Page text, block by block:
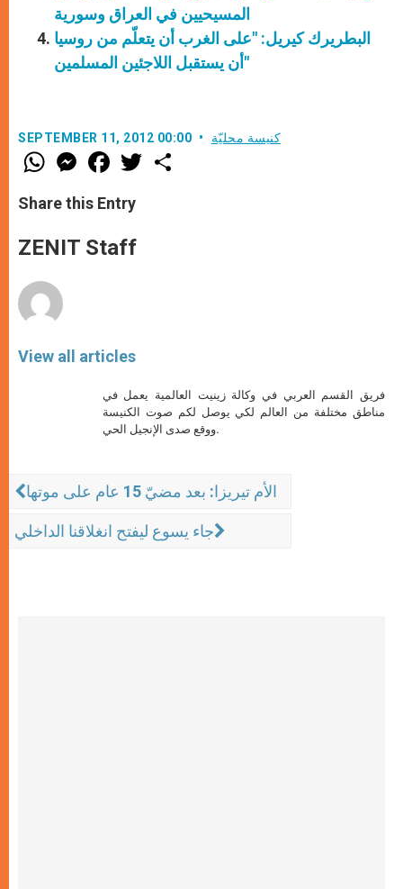
المسيحيين في العراق وسورية
البطريرك كيريل: "على الغرب أن يتعلّم من روسيا
أن يستقبل اللاجئين المسلمين"
SEPTEMBER 11, 2012 00:00 كنيسة محليّة
W
h
t
s
p
p
M
e
s
e
g
e
F
a
e
b
o
k
w
Share this Entry
ZENIT Staff
View all articles
فريق القسم العربي في وكالة زينيت العالمية يعمل في
مناطق مختلفة من العالم لكي يوصل لكم صوت الكنيسة
ووقع صدى الإنجيل الحي.
الأم تيريزا: بعد مضيّ 15 عام على موتها
جاء يسوع ليفتح انغلاقنا الداخلي